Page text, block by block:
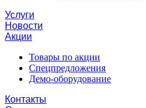
Услуги
Новости
Акции
Товары по акции
Спецпредложения
Демо-оборудование
Контакты